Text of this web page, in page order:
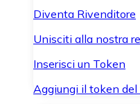
Diventa Rivenditore
Unisciti alla nostra
Inserisci un Token
Aggiungi il token